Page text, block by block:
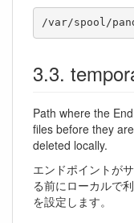
/var/spool/
Path where the
files before they
deleted locally.
エンドポイントが
る前にローカルで
を設定します。